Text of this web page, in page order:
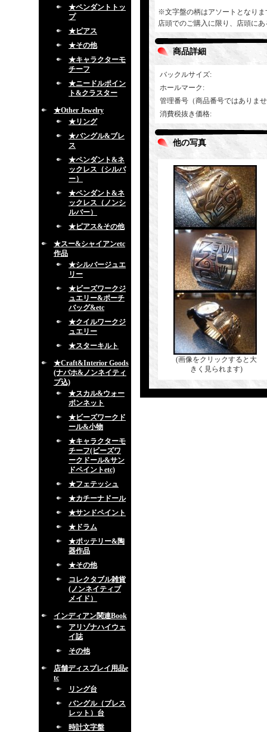
★ペンダントトッ
プ
★ピアス
★その他
★キャラクターモ
チーフ
★ニードルポイン
ト&クラスター
★Other Jewelry
★リング
★バングル&ブレ
ス
★ペンダント&ネ
ックレス（シルバ
ー）
★ペンダント&ネ
ックレス（ノンシ
ルバー）
★ピアス&その他
★スー&シャイアンetc
作品
★シルバージュエ
リー
★ビーズワークジ
ュエリー&ポーチ
バッグ&etc
★クイルワークジ
ュエリー
★スターキルト
★Craft&Interior Goods
(ナバホ&ノンネイティ
ブ込)
★スカル&ウォー
ボンネット
★ビーズワークド
ール&小物
★キャラクターモ
チーフ(ビーズワ
ークドール&サン
ドペイントetc)
★フェテッシュ
★カチーナドール
★サンドペイント
★ドラム
★ポッテリー&陶
器作品
★その他
コレクタブル雑貨
(ノンネイティブ
メイド）
インディアン関連Book
アリゾナハイウェ
イ誌
その他
店舗ディスプレイ用品e
tc
リング台
バングル（ブレス
レット）台
時計文字盤
※文字盤の柄はアソートとなり
店頭でのご購入に限り、店頭に
商品詳細
バックルサイズ:
ホールマーク :
管理番号（商品番号ではありま
消費税抜き価格:
他の写真
(画像をクリックすると大
きく見られます)